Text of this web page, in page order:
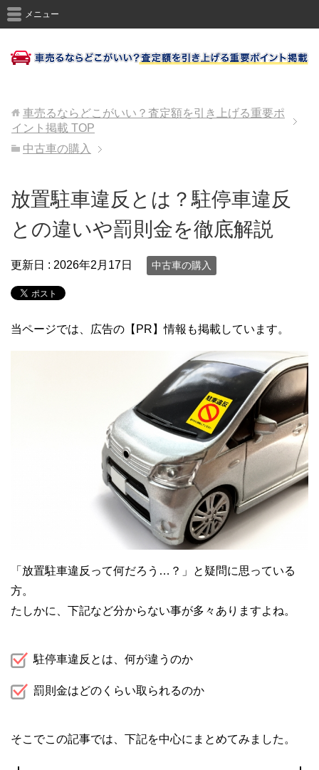
メニュー
車売るならどこがいい？査定額を引き上げる重要ポ
イント掲載 TOP
中古車の購入
放置駐車違反とは？駐停車違反
との違いや罰則金を徹底解説
更新日 : 2026年2月17日 中古車の購入
当ページでは、広告の【PR】情報も掲載しています。
「放置駐車違反って何だろう…？」と疑問に思っている
方。
たしかに、下記など分からない事が多々ありますよね。
駐停車違反とは、何が違うのか
罰則金はどのくらい取られるのか
そこでこの記事では、下記を中心にまとめてみました。